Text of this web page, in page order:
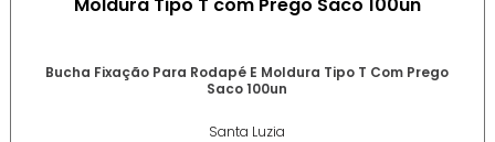
Bucha Fixação Para Rodapé E Moldura Tipo T Com Prego
Saco 100un
Santa Luzia